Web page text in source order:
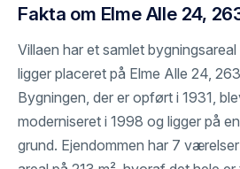
Fakta om Elme Alle 24,
Villaen har et samlet bygningsareal
ligger placeret på Elme Alle 24,
Bygningen, der er opført i 1931,
moderniseret i 1998 og ligger på
grund. Ejendommen har 7